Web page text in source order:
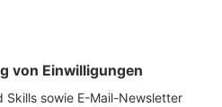
hat sich zu folgenden
in Zeiten der Corona-
wieder zu öffnen,